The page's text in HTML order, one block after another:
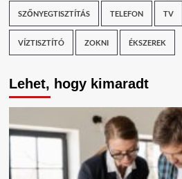
SZŐNYEGTISZTÍTÁS TELEFON TV
VÍZTISZTÍTÓ ZOKNI ÉKSZEREK
Lehet, hogy kimaradt